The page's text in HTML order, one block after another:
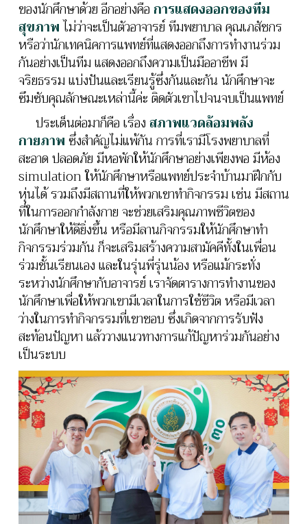
ของนักศึกษาด้วย อีกอย่างคือการแสดงออกของทีม
สุขภาพไม่ว่าจะเป็นตัวอาจารย์ ทีมพยาบาล คุณเภสัชกร
หรือว่านักเทคนิคการแพทย์ที่แสดงออกถึงการทำงานร่วม
กันอย่างเป็นทีม แสดงออกถึงความเป็นมืออาชีพ มี
จริยธรรม แบ่งปันและเรียนรู้ซึ่งกันและกัน นักศึกษาจะ
ซึมซับคุณลักษณะเหล่านี้ค่ะ ติดตัวเขาไปจนจบเป็นแพทย์
ประเด็นต่อมาก็คือ เรื่องสภาพแวดล้อมพลัง
กายภาพซึ่งสำคัญไม่แพ้กัน การที่เรามีโรงพยาบาลที่
สะอาด ปลอดภัย มีหอพักให้นักศึกษาอย่างเพียงพอ มีห้อง
simulation ให้นักศึกษาหรือแพทย์ประจำบ้านมาฝึกกับ
หุ่นได้ รวมถึงมีสถานที่ให้พวกเขาทำกิจกรรม เช่น มีสถาน
ที่ในการออกกำลังกาย จะช่วยเสริมคุณภาพชีวิตของ
นักศึกษาให้ดียิ่งขึ้น หรือมีลานกิจกรรมให้นักศึกษาทำ
กิจกรรมร่วมกัน ก็จะเสริมสร้างความสามัคคีทั้งในเพื่อน
ร่วมชั้นเรียนเอง และในรุ่นพี่รุ่นน้อง หรือแม้กระทั่ง
ระหว่างนักศึกษากับอาจารย์ เราจัดตารางการทำงานของ
นักศึกษาเพื่อให้พวกเขามีเวลาในการใช้ชีวิต หรือมีเวลา
ว่างในการทำกิจกรรมที่เขาชอบ ซึ่งเกิดจากการรับฟัง
สะท้อนปัญหา แล้ววางแนวทางการแก้ปัญหาร่วมกันอย่าง
เป็นระบบ